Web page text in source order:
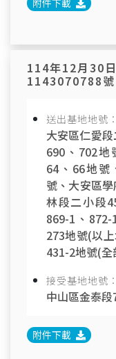
附件下載
114年12月30
1143070788號
送出基地地號：
大安區仁愛
690、702地
64、66地號
號、大安區
林段二小段
869-1、
273地號(以
431-2地號(
接受基地地號：
中山區金泰
附件下載